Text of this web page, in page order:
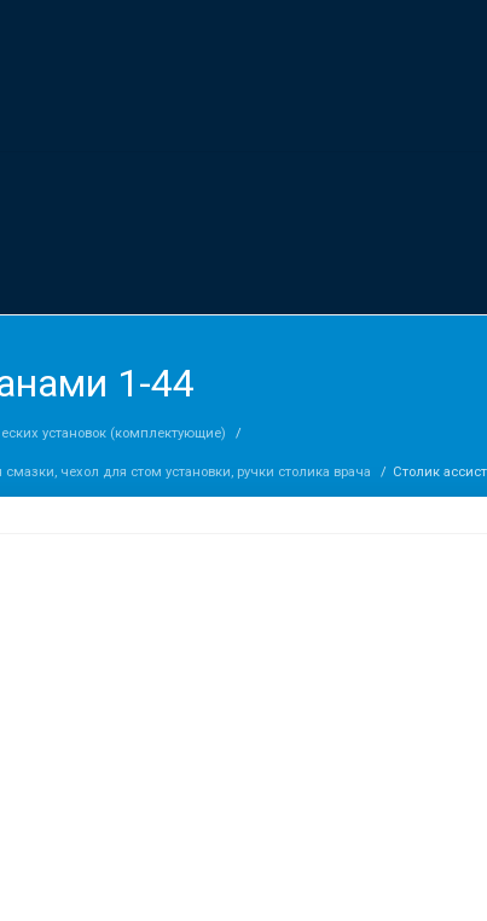
1-44
установок (комплектующие)
чехол для стом установки, ручки столика врача Столик